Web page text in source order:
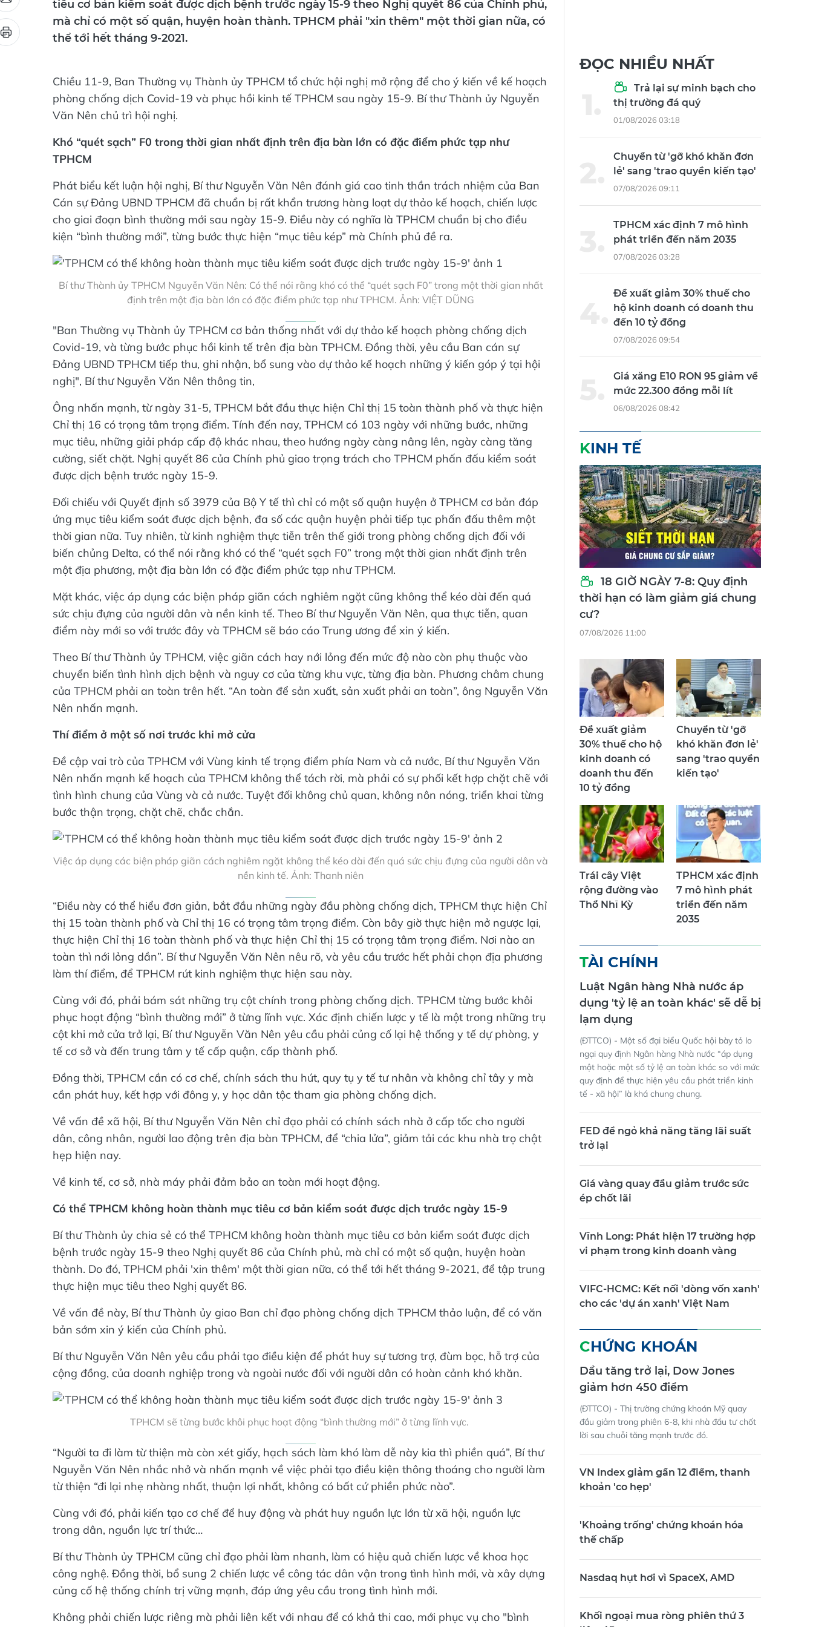
tiêu cơ bản kiểm soát được dịch bệnh trước ngày 15-9 theo Nghị quyết 86 của Chính phủ,
mà chỉ có một số quận, huyện hoàn thành. TPHCM phải "xin thêm" một thời gian nữa, có
thể tới hết tháng 9-2021.
Chiều 11-9, Ban Thường vụ Thành ủy TPHCM tổ chức hội nghị mở rộng để cho ý kiến về kế hoạch
phòng chống dịch Covid-19 và phục hồi kinh tế TPHCM sau ngày 15-9. Bí thư Thành ủy Nguyễn
Văn Nên chủ trì hội nghị.
Khó “quét sạch” F0 trong thời gian nhất định trên địa bàn lớn có đặc điểm phức tạp như
TPHCM
Phát biểu kết luận hội nghị, Bí thư Nguyễn Văn Nên đánh giá cao tinh thần trách nhiệm của Ban
Cán sự Đảng UBND TPHCM đã chuẩn bị rất khẩn trương hàng loạt dự thảo kế hoạch, chiến lược
cho giai đoạn bình thường mới sau ngày 15-9. Điều này có nghĩa là TPHCM chuẩn bị cho điều
kiện “bình thường mới”, từng bước thực hiện “mục tiêu kép” mà Chính phủ đề ra.
Bí thư Thành ủy TPHCM Nguyễn Văn Nên: Có thể nói rằng khó có thể “quét sạch F0” trong một thời gian nhất
định trên một địa bàn lớn có đặc điểm phức tạp như TPHCM. Ảnh: VIỆT DŨNG
"Ban Thường vụ Thành ủy TPHCM cơ bản thống nhất với dự thảo kế hoạch phòng chống dịch
Covid-19, và từng bước phục hồi kinh tế trên địa bàn TPHCM. Đồng thời, yêu cầu Ban cán sự
Đảng UBND TPHCM tiếp thu, ghi nhận, bổ sung vào dự thảo kế hoạch những ý kiến góp ý tại hội
nghị", Bí thư Nguyễn Văn Nên thông tin,
Ông nhấn mạnh, từ ngày 31-5, TPHCM bắt đầu thực hiện Chỉ thị 15 toàn thành phố và thực hiện
Chỉ thị 16 có trọng tâm trọng điểm. Tính đến nay, TPHCM có 103 ngày với những bước, những
mục tiêu, những giải pháp cấp độ khác nhau, theo hướng ngày càng nâng lên, ngày càng tăng
cường, siết chặt. Nghị quyết 86 của Chính phủ giao trọng trách cho TPHCM phấn đấu kiểm soát
được dịch bệnh trước ngày 15-9.
Đối chiếu với Quyết định số 3979 của Bộ Y tế thì chỉ có một số quận huyện ở TPHCM cơ bản đáp
ứng mục tiêu kiểm soát được dịch bệnh, đa số các quận huyện phải tiếp tục phấn đấu thêm một
thời gian nữa. Tuy nhiên, từ kinh nghiệm thực tiễn trên thế giới trong phòng chống dịch đối với
biến chủng Delta, có thể nói rằng khó có thể “quét sạch F0” trong một thời gian nhất định trên
một địa phương, một địa bàn lớn có đặc điểm phức tạp như TPHCM.
Mặt khác, việc áp dụng các biện pháp giãn cách nghiêm ngặt cũng không thể kéo dài đến quá
sức chịu đựng của người dân và nền kinh tế. Theo Bí thư Nguyễn Văn Nên, qua thực tiễn, quan
điểm này mới so với trước đây và TPHCM sẽ báo cáo Trung ương để xin ý kiến.
Theo Bí thư Thành ủy TPHCM, việc giãn cách hay nới lỏng đến mức độ nào còn phụ thuộc vào
chuyển biến tình hình dịch bệnh và nguy cơ của từng khu vực, từng địa bàn. Phương châm chung
của TPHCM phải an toàn trên hết. “An toàn để sản xuất, sản xuất phải an toàn”, ông Nguyễn Văn
Nên nhấn mạnh.
Thí điểm ở một số nơi trước khi mở cửa
Đề cập vai trò của TPHCM với Vùng kinh tế trọng điểm phía Nam và cả nước, Bí thư Nguyễn Văn
Nên nhấn mạnh kế hoạch của TPHCM không thể tách rời, mà phải có sự phối kết hợp chặt chẽ với
tình hình chung của Vùng và cả nước. Tuyệt đối không chủ quan, không nôn nóng, triển khai từng
bước thận trọng, chặt chẽ, chắc chắn.
Việc áp dụng các biện pháp giãn cách nghiêm ngặt không thể kéo dài đến quá sức chịu đựng của người dân và
nền kinh tế. Ảnh: Thanh niên
“Điều này có thể hiểu đơn giản, bắt đầu những ngày đầu phòng chống dịch, TPHCM thực hiện Chỉ
thị 15 toàn thành phố và Chỉ thị 16 có trọng tâm trọng điểm. Còn bây giờ thực hiện mở ngược lại,
thực hiện Chỉ thị 16 toàn thành phố và thực hiện Chỉ thị 15 có trọng tâm trọng điểm. Nơi nào an
toàn thì nới lỏng dần”. Bí thư Nguyễn Văn Nên nêu rõ, và yêu cầu trước hết phải chọn địa phương
làm thí điểm, để TPHCM rút kinh nghiệm thực hiện sau này.
Cùng với đó, phải bám sát những trụ cột chính trong phòng chống dịch. TPHCM từng bước khôi
phục hoạt động “bình thường mới” ở từng lĩnh vực. Xác định chiến lược y tế là một trong những trụ
cột khi mở cửa trở lại, Bí thư Nguyễn Văn Nên yêu cầu phải củng cố lại hệ thống y tế dự phòng, y
tế cơ sở và đến trung tâm y tế cấp quận, cấp thành phố.
Đồng thời, TPHCM cần có cơ chế, chính sách thu hút, quy tụ y tế tư nhân và không chỉ tây y mà
cần phát huy, kết hợp với đông y, y học dân tộc tham gia phòng chống dịch.
Về vấn đề xã hội, Bí thư Nguyễn Văn Nên chỉ đạo phải có chính sách nhà ở cấp tốc cho người
dân, công nhân, người lao động trên địa bàn TPHCM, để “chia lửa”, giảm tải các khu nhà trọ chật
hẹp hiện nay.
Về kinh tế, cơ sở, nhà máy phải đảm bảo an toàn mới hoạt động.
Có thể TPHCM không hoàn thành mục tiêu cơ bản kiểm soát được dịch trước ngày 15-9
Bí thư Thành ủy chia sẻ có thể TPHCM không hoàn thành mục tiêu cơ bản kiểm soát được dịch
bệnh trước ngày 15-9 theo Nghị quyết 86 của Chính phủ, mà chỉ có một số quận, huyện hoàn
thành. Do đó, TPHCM phải 'xin thêm' một thời gian nữa, có thể tới hết tháng 9-2021, để tập trung
thực hiện mục tiêu theo Nghị quyết 86.
Về vấn đề này, Bí thư Thành ủy giao Ban chỉ đạo phòng chống dịch TPHCM thảo luận, để có văn
bản sớm xin ý kiến của Chính phủ.
Bí thư Nguyễn Văn Nên yêu cầu phải tạo điều kiện để phát huy sự tương trợ, đùm bọc, hỗ trợ của
cộng đồng, của doanh nghiệp trong và ngoài nước đối với người dân có hoàn cảnh khó khăn.
TPHCM sẽ từng bước khôi phục hoạt động “bình thường mới” ở từng lĩnh vực.
“Người ta đi làm từ thiện mà còn xét giấy, hạch sách làm khó làm dễ này kia thì phiền quá”, Bí thư
Nguyễn Văn Nên nhắc nhở và nhấn mạnh về việc phải tạo điều kiện thông thoáng cho người làm
từ thiện “đi lại nhẹ nhàng nhất, thuận lợi nhất, không có bất cứ phiền phức nào”.
Cùng với đó, phải kiến tạo cơ chế để huy động và phát huy nguồn lực lớn từ xã hội, nguồn lực
trong dân, nguồn lực trí thức…
Bí thư Thành ủy TPHCM cũng chỉ đạo phải làm nhanh, làm có hiệu quả chiến lược về khoa học
công nghệ. Đồng thời, bổ sung 2 chiến lược về công tác dân vận trong tình hình mới, và xây dựng
củng cố hệ thống chính trị vững mạnh, đáp ứng yêu cầu trong tình hình mới.
Không phải chiến lược riêng mà phải liên kết với nhau để có khả thi cao, mới phục vụ cho "bình
ĐỌC NHIỀU NHẤT
Trả lại sự minh bạch cho
thị trường đá quý
01/08/2026 03:18
Chuyển từ 'gỡ khó khăn đơn
lẻ' sang 'trao quyền kiến tạo'
07/08/2026 09:11
TPHCM xác định 7 mô hình
phát triển đến năm 2035
07/08/2026 03:28
Đề xuất giảm 30% thuế cho
hộ kinh doanh có doanh thu
đến 10 tỷ đồng
07/08/2026 09:54
Giá xăng E10 RON 95 giảm về
mức 22.300 đồng mỗi lít
06/08/2026 08:42
KINH TẾ
18 GIỜ NGÀY 7-8: Quy định
thời hạn có làm giảm giá chung
cư?
07/08/2026 11:00
Đề xuất giảm
30% thuế cho hộ
kinh doanh có
doanh thu đến
10 tỷ đồng
Chuyển từ 'gỡ
khó khăn đơn lẻ'
sang 'trao quyền
kiến tạo'
Trái cây Việt
rộng đường vào
Thổ Nhĩ Kỳ
TPHCM xác định
7 mô hình phát
triển đến năm
2035
TÀI CHÍNH
Luật Ngân hàng Nhà nước áp
dụng 'tỷ lệ an toàn khác' sẽ dễ bị
lạm dụng
(ĐTTCO) - Một số đại biểu Quốc hội bày tỏ lo
ngại quy định Ngân hàng Nhà nước “áp dụng
một hoặc một số tỷ lệ an toàn khác so với mức
quy định để thực hiện yêu cầu phát triển kinh
tế - xã hội” là khá chung chung.
FED để ngỏ khả năng tăng lãi suất
trở lại
Giá vàng quay đầu giảm trước sức
ép chốt lãi
Vĩnh Long: Phát hiện 17 trường hợp
vi phạm trong kinh doanh vàng
VIFC-HCMC: Kết nối 'dòng vốn xanh'
cho các 'dự án xanh' Việt Nam
CHỨNG KHOÁN
Dầu tăng trở lại, Dow Jones
giảm hơn 450 điểm
(ĐTTCO) - Thị trường chứng khoán Mỹ quay
đầu giảm trong phiên 6-8, khi nhà đầu tư chốt
lời sau chuỗi tăng mạnh trước đó.
VN Index giảm gần 12 điểm, thanh
khoản 'co hẹp'
'Khoảng trống' chứng khoán hóa
thế chấp
Nasdaq hụt hơi vì SpaceX, AMD
Khối ngoại mua ròng phiên thứ 3